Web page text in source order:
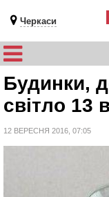
Черкаси
Будинки,
світло 13
12 ВЕРЕСНЯ 2016, 07:05